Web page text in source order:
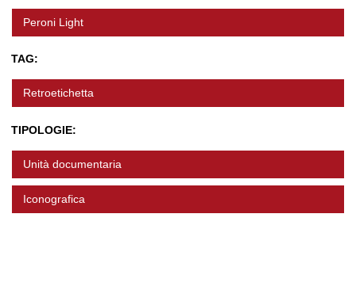
Peroni Light
TAG:
Retroetichetta
TIPOLOGIE:
Unità documentaria
Iconografica